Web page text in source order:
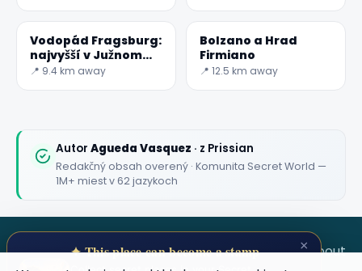
Sinigo
Vodopád Fragsburg:
najvyšší v Južnom
Tirolsku
📍 9.4 km away
Bolzano a Hrad
Firmiano
📍 12.5 km away
Autor Agueda Vasquez · z Prissian
Redakčný obsah overený · Komunita Secret World —
1M+ miest v 62 jazykoch
SECRET WORLD TermsPrivacyAbout
×
✦ This place can become a stamp